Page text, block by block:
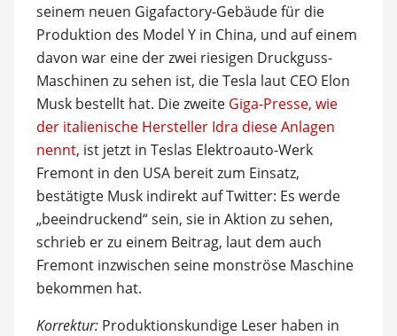
seinem neuen Gigafactory-Gebäude für die
Produktion des Model Y in China, und auf einem
davon war eine der zwei riesigen Druckguss-
Maschinen zu sehen ist, die Tesla laut CEO Elon
Musk bestellt hat. Die zweite Giga-Presse, wie
der italienische Hersteller Idra diese Anlagen
nennt, ist jetzt in Teslas Elektroauto-Werk
Fremont in den USA bereit zum Einsatz,
bestätigte Musk indirekt auf Twitter: Es werde
„beeindruckend“ sein, sie in Aktion zu sehen,
schrieb er zu einem Beitrag, laut dem auch
Fremont inzwischen seine monströse Maschine
bekommen hat.
Korrektur: Produktionskundige Leser haben in